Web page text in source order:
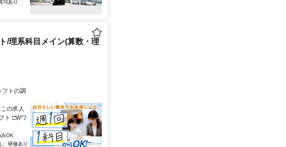
与あり
/理系科目メイン(算数・理
トの調
の求人
ト □Wワ
OK
研修あり